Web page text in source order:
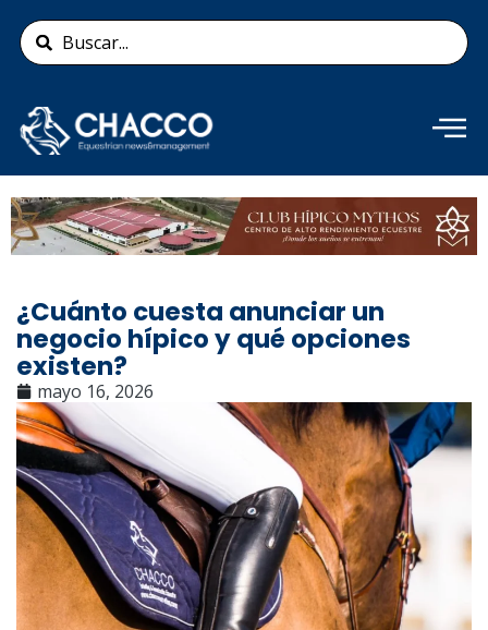
contenido
Search
...
Añade aquí tu texto de
cabecera
¿Cuánto cuesta anunciar un
negocio hípico y qué opciones
existen?
mayo 16, 2026